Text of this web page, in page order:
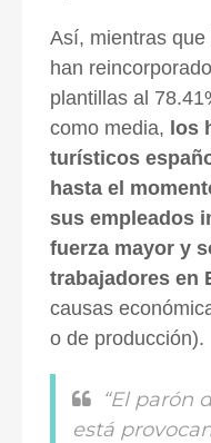
Así, mientras
han
plantillas al
como media, los
turísticos
hasta el
sus empleados
fuerza mayor y
trabajadores en
causas
o de producción).
“El parón
está